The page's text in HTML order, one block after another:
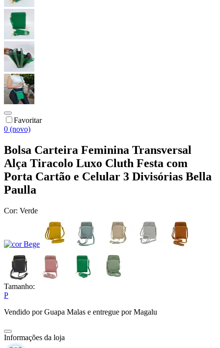
Favoritar
0 (novo)
Bolsa Carteira Feminina Transversal
Alça Tiracolo Luxo Cluth Festa com
Porta Cartão e Celular 3 Divisórias Bella
Paulla
Cor: Verde
Tamanho:
P
Vendido porGuapa Malas e entregue por Magalu
Informações da loja